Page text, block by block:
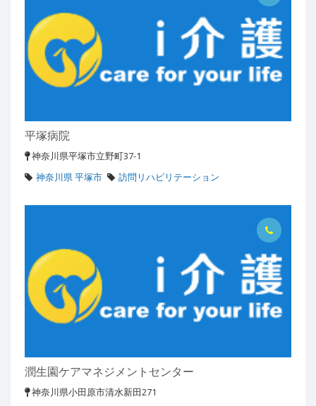
平塚病院
神奈川県平塚市立野町37-1
神奈川県 平塚市
訪問リハビリテーション
潤生園ケアマネジメントセンター
神奈川県小田原市清水新田271